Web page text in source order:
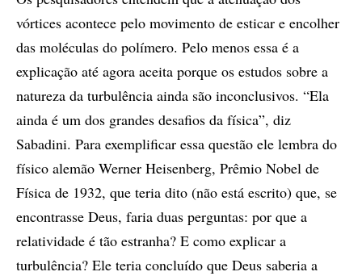
vórtices acontece pelo movimento de esticar e encolher
das moléculas do polímero. Pelo menos essa é a
explicação até agora aceita porque os estudos sobre a
natureza da turbulência ainda são inconclusivos. “Ela
ainda é um dos grandes desafios da física”, diz
Sabadini. Para exemplificar essa questão ele lembra do
físico alemão Werner Heisenberg, Prêmio Nobel de
Física de 1932, que teria dito (não está escrito) que, se
encontrasse Deus, faria duas perguntas: por que a
relatividade é tão estranha? E como explicar a
turbulência? Ele teria concluído que Deus saberia a